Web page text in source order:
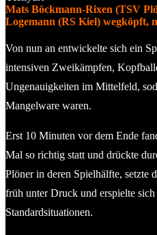
Mats Böckmann-Rixen (TSV
Logemann (RS Kiel) wegköpft,
Von nun an entwickelte sich ein
intensiven Zweikämpfen,
Ungenauigkeiten im Mittelfeld,
Mangelware waren.
Erst 10 Minuten vor dem Ende
Mal so richtig statt und drückte
Plöner in deren Spielhälfte, setzte
früh unter Druck und erspielte
Standardsituationen.